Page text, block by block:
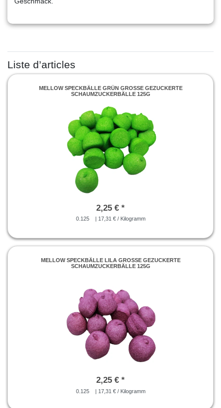
Liste d’articles
MELLOW SPECKBÄLLE GRÜN GROSSE GEZUCKERTE S
CHAUMZUCKERBÄLLE 125G
2,25 € *
0.125 | 17,31 € / Kilogramm
MELLOW SPECKBÄLLE LILA GROSSE GEZUCKERTE S
CHAUMZUCKERBÄLLE 125G
2,25 € *
0.125 | 17,31 € / Kilogramm